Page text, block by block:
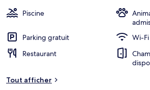
Piscine
Parking gratuit
Wi-
Restaurant
Tout afficher